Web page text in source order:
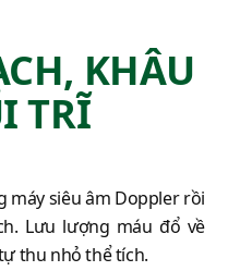
KHÂU
TRĨ
máy siêu âm Doppler rồi
Lưu lượng máu đổ về
thu nhỏ thể tích.